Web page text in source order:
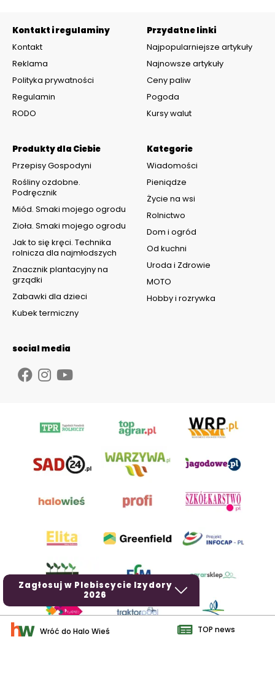
Zagłosuj w Plebiscycie Izydory
2026
Kontakt i regulaminy
Kontakt
Reklama
Polityka prywatności
Regulamin
RODO
Kategorie
Wiadomości
Pieniądze
Życie na wsi
Rolnictwo
Dom i ogród
Od kuchni
Uroda i Zdrowie
MOTO
Hobby i rozrywka
Produkty dla Ciebie
Przepisy Gospodyni
Rośliny ozdobne.
Podręcznik
Miód. Smaki mojego ogrodu
Zioła. Smaki mojego ogrodu
Jak to się kręci. Technika
rolnicza dla najmłodszych
Znacznik plantacyjny na
grządki
Zabawki dla dzieci
Kubek termiczny
Przydatne linki
Najpopularniejsze artykuły
Najnowsze artykuły
Ceny paliw
Pogoda
Kursy walut
social media
Wróć do Halo Wieś TOP news